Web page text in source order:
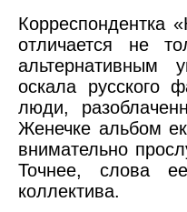
Корреспондентка
отличается не
альтернативным
оскала русского
люди,
Женечке альбом
внимательно
Точнее, слова
коллектива.